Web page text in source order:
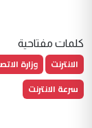
كلمات مفتاحية
الانترنت وزارة
سرعة الانترنت